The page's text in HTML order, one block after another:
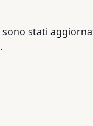
stati